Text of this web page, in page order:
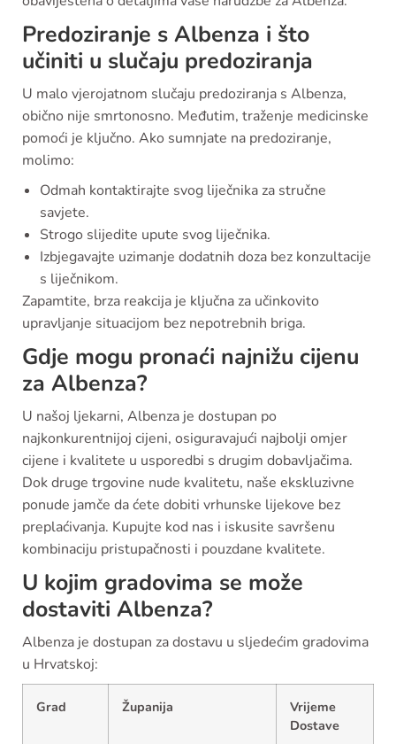
Predoziranje s Albenza i što
učiniti u slučaju predoziranja
U malo vjerojatnom slučaju predoziranja s Albenza,
obično nije smrtonosno. Međutim, traženje medicinske
pomoći je ključno. Ako sumnjate na predoziranje,
molimo:
Odmah kontaktirajte svog liječnika za stručne
savjete.
Strogo slijedite upute svog liječnika.
Izbjegavajte uzimanje dodatnih doza bez konzultacije
s liječnikom.
Zapamtite, brza reakcija je ključna za učinkovito
upravljanje situacijom bez nepotrebnih briga.
Gdje mogu pronaći najnižu cijenu
za Albenza?
U našoj ljekarni, Albenza je dostupan po
najkonkurentnijoj cijeni, osiguravajući najbolji omjer
cijene i kvalitete u usporedbi s drugim dobavljačima.
Dok druge trgovine nude kvalitetu, naše ekskluzivne
ponude jamče da ćete dobiti vrhunske lijekove bez
preplaćivanja. Kupujte kod nas i iskusite savršenu
kombinaciju pristupačnosti i pouzdane kvalitete.
U kojim gradovima se može
dostaviti Albenza?
Albenza je dostupan za dostavu u sljedećim gradovima
u Hrvatskoj:
Grad Županija
Vrijeme
Dostave